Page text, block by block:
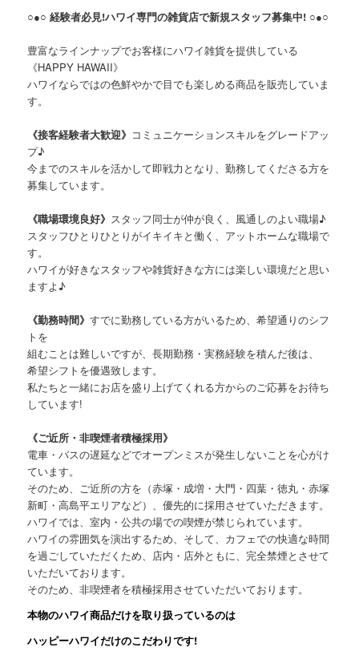
○●○ 経験者必見!ハワイ専門の雑貨店で新規スタッフ募集中! ○●○
豊富なラインナップでお客様にハワイ雑貨を提供している
《HAPPY HAWAII》
ハワイならではの色鮮やかで目でも楽しめる商品を販売していま
す。
《接客経験者大歓迎》 コミュニケーションスキルをグレードアッ
プ♪
今までのスキルを活かして即戦力となり、勤務してくださる方を
募集しています。
《職場環境良好》 スタッフ同士が仲が良く、風通しのよい職場♪
スタッフひとりひとりがイキイキと働く、アットホームな職場で
す。
ハワイが好きなスタッフや雑貨好きな方には楽しい環境だと思い
ますよ♪
《勤務時間》すでに勤務している方がいるため、希望通りのシフ
トを
組むことは難しいですが、長期勤務・実務経験を積んだ後は、
希望シフトを優遇致します。
私たちと一緒にお店を盛り上げてくれる方からのご応募をお待ち
しています!
《ご近所・非喫煙者積極採用》
電車・バスの遅延などでオープンミスが発生しないことを心がけ
ています。
そのため、ご近所の方を（赤塚・成増・大門・四葉・徳丸・赤塚
新町・高島平エリアなど）、優先的に採用させていただきます。
ハワイでは、室内・公共の場での喫煙が禁じられています。
ハワイの雰囲気を演出するため、そして、カフェでの快適な時間
を過ごしていただくため、店内・店外ともに、完全禁煙とさせて
いただいております。
そのため、非喫煙者を積極採用させていただいております。
本物のハワイ商品だけを取り扱っているのは
ハッピーハワイだけのこだわりです!